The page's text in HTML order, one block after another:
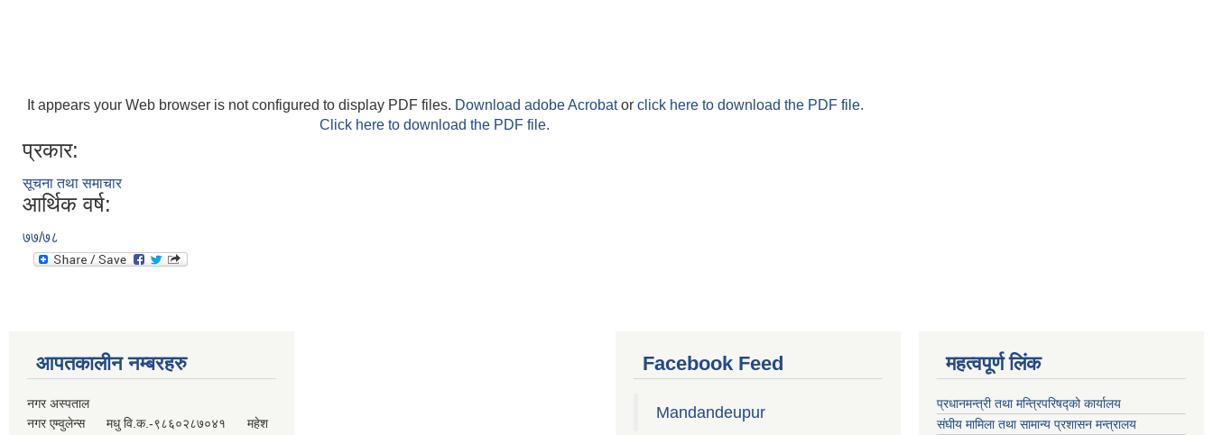
It appears your Web browser is not configured to display PDF files. Download adobe Acrobator click here to download the PDF file.
Click here to download the PDF file.
प्रकार:
सूचना तथा समाचार
आर्थिक वर्ष:
७७/७८
आपतकालीन नम्बरहरु
नगर अस्पताल
नगर एम्वुलेन्स मधु वि.क.-९८६०२८७०४१ महेश
Facebook Feed
Mandandeupur
महत्वपूर्ण लिंक
प्रधानमन्त्री तथा मन्त्रिपरिषद्को कार्यालय
संघीय मामिला तथा सामान्य प्रशासन मन्त्रालय